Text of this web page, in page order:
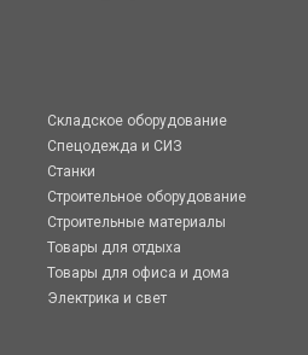
Складское оборудование
Спецодежда и СИЗ
Станки
Строительное оборудование
Строительные материалы
Товары для отдыха
Товары для офиса и дома
Электрика и свет